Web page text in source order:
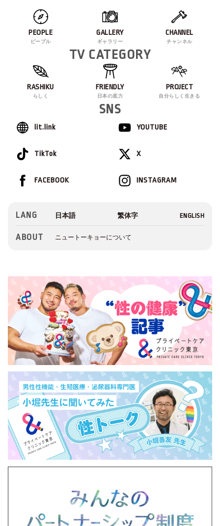
PEOPLE
ピープル
GALLERY
ギャラリー
CHANNEL
チャンネル
TV CATEGORY
RASHIKU
らしく
FRIENDLY
日本の底力
PROJECT
自分らしく生きる
SNS
lit.link YOUTUBE
TikTok X
INSTAGRAM
FACEBOOK
LANG
ABOUT ニュートーキョーについて